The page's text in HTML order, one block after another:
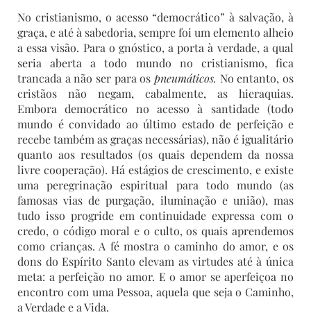
No cristianismo, o acesso “democrático” à salvação, à
graça, e até à sabedoria, sempre foi um elemento alheio
a essa visão. Para o gnóstico, a porta à verdade, a qual
seria aberta a todo mundo no cristianismo, fica
trancada a não ser para os pneumáticos. No entanto, os
cristãos não negam, cabalmente, as hieraquias.
Embora democrático no acesso à santidade (todo
mundo é convidado ao último estado de perfeição e
recebe também as graças necessárias), não é igualitário
quanto aos resultados (os quais dependem da nossa
livre cooperação). Há estágios de crescimento, e existe
uma peregrinação espiritual para todo mundo (as
famosas vias de purgação, iluminação e união), mas
tudo isso progride em continuidade expressa com o
credo, o código moral e o culto, os quais aprendemos
como crianças. A fé mostra o caminho do amor, e os
dons do Espírito Santo elevam as virtudes até à única
meta: a perfeição no amor. E o amor se aperfeiçoa no
encontro com uma Pessoa, aquela que seja o Caminho,
a Verdade e a Vida.